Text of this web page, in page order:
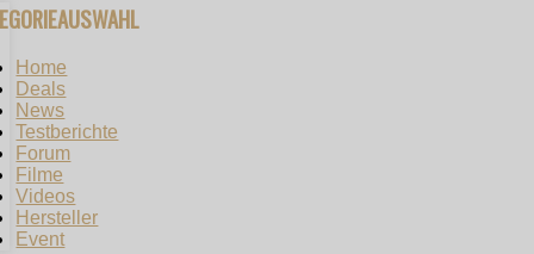
Home
Deals
News
Testberichte
Forum
Filme
Videos
Hersteller
Event